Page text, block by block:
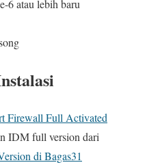
6 atau lebih baru
Firewall Full Activated
IDM full version dari
di Bagas31